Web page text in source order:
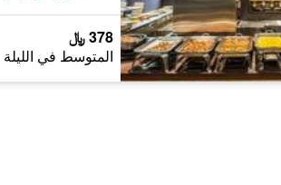
378 ﷼
المتوسط في الليلة